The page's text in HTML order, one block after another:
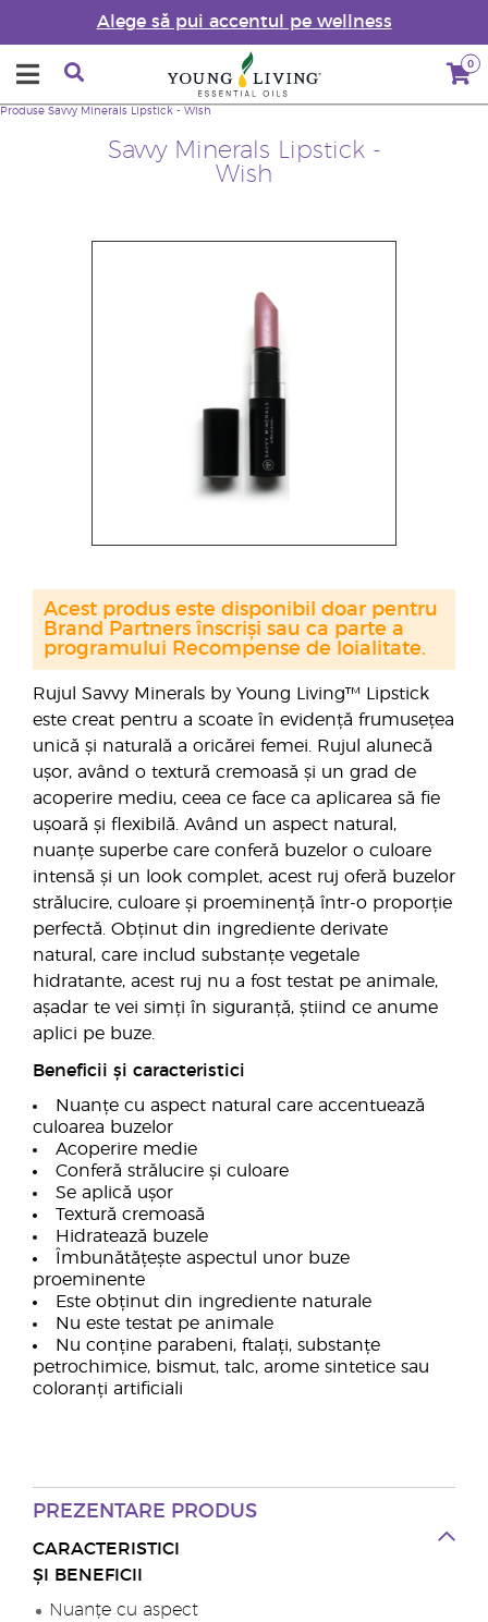
Alege să pui accentul pe wellness
0
Savvy Minerals Lipstick -
Wish
Produse Savvy Minerals Lipstick - Wish
Rujul Savvy Minerals by Young Living™ Lipstick
este creat pentru a scoate în evidență frumusețea
unică și naturală a oricărei femei. Rujul alunecă
ușor, având o textură cremoasă și un grad de
acoperire mediu, ceea ce face ca aplicarea să fie
ușoară și flexibilă. Având un aspect natural,
nuanțe superbe care conferă buzelor o culoare
intensă și un look complet, acest ruj oferă buzelor
strălucire, culoare și proeminență într-o proporție
perfectă. Obținut din ingrediente derivate
natural, care includ substanțe vegetale
hidratante, acest ruj nu a fost testat pe animale,
așadar te vei simți în siguranță, știind ce anume
aplici pe buze.
Beneficii și caracteristici
Nuanțe cu aspect natural care accentuează
culoarea buzelor
Acoperire medie
Conferă strălucire și culoare
Se aplică ușor
Textură cremoasă
Hidratează buzele
Îmbunătățește aspectul unor buze
proeminente
Este obținut din ingrediente naturale
Nu este testat pe animale
Nu conține parabeni, ftalați, substanțe
petrochimice, bismut, talc, arome sintetice sau
coloranți artificiali
Acest produs este disponibil doar pentru
Brand Partners înscriși sau ca parte a
programului Recompense de loialitate.
PREZENTARE PRODUS
CARACTERISTICI
ȘI BENEFICII
Nuanțe cu aspect